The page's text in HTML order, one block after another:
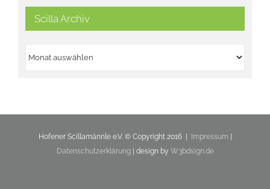
Scilla Archiv
Scilla
Hofener Scillamännle e.V. © Copyright 2016 | Impressum |
Datenschutzerklärung| design by W3bdsign.de